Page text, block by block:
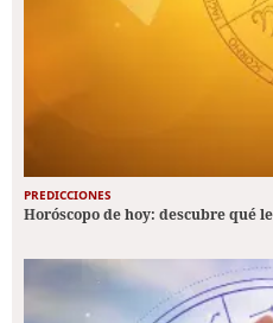
PREDICCIONES
Horóscopo de hoy: descubre qué